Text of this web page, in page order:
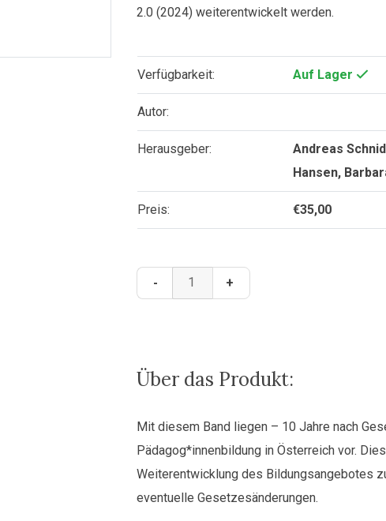
2.0 (2024) weiterentwickelt werden.
Verfügbarkeit: Auf Lager
Autor:
Herausgeber:
Andreas
Hansen,
Preis: €35,00
-
PädagogInnenbildung
Menge
+
Über das Produkt:
Mit diesem Band liegen – 10 Jahre nach
Pädagog*innenbildung in Österreich vor.
Weiterentwicklung des Bildungsangebotes
eventuelle Gesetzesänderungen.